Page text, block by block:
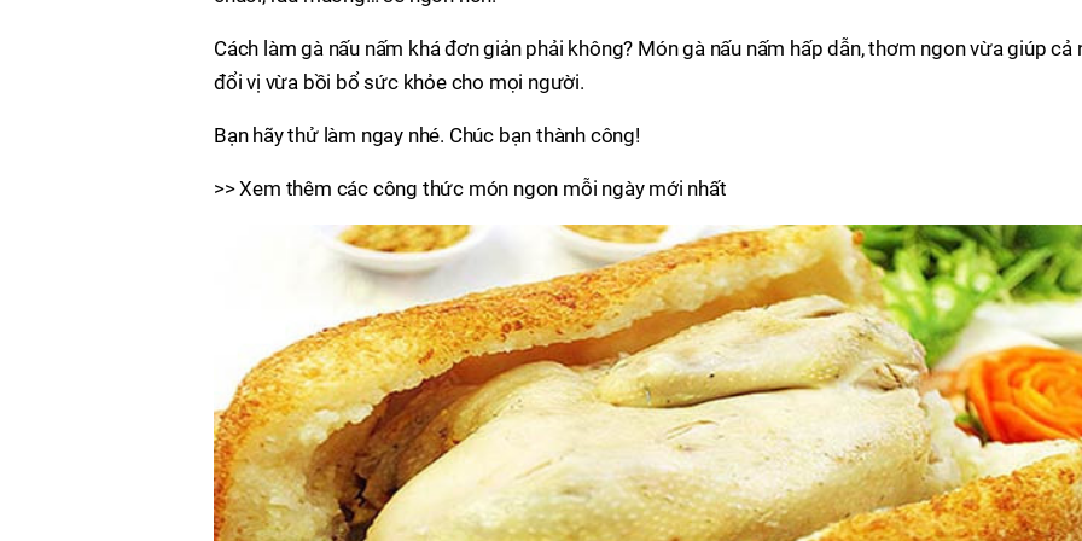
Cách làm gà nấu nấm khá đơn giản phải không? Món gà nấu nấm hấp dẫn, thơm ngon vừa giúp cả
đổi vị vừa bồi bổ sức khỏe cho mọi người.
Bạn hãy thử làm ngay nhé. Chúc bạn thành công!
>> Xem thêm các công thức món ngon mỗi ngày mới nhất